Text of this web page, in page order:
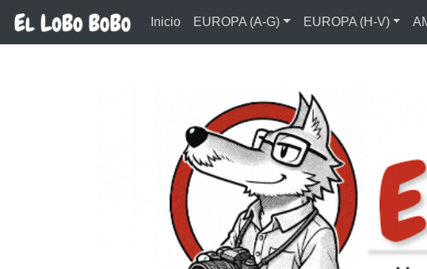
Inicio EUROPA (A-G) EUROPA (H-V)